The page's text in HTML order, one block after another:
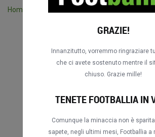
Home
GRAZIE!
Innanzitutto, vorremmo ringraziare
che ci avete sostenuto mentre il
chiuso. Grazie mille!
TENETE FOOTBALLIA IN
Comunque la minaccia non è
sapete, negli ultimi mesi, Footballia a